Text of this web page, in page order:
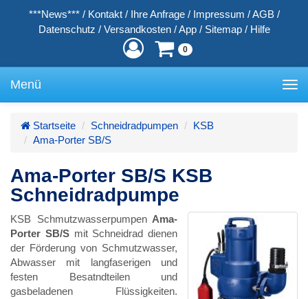
***News*** / Kontakt / Ihre Anfrage / Impressum / AGB /
Datenschutz / Versandkosten / App / Sitemap / Hilfe
0
Menü
Startseite Schneidradpumpen
KSB
Ama-Porter SB/S
Ama-Porter SB/S KSB
Schneidradpumpe
KSB SchmutzwasserpumpenAma-
Porter SB/Smit Schneidrad dienen
der Förderung von Schmutzwasser,
Abwasser mit langfaserigen und
festen Besatndteilen und
gasbeladenen Flüssigkeiten.